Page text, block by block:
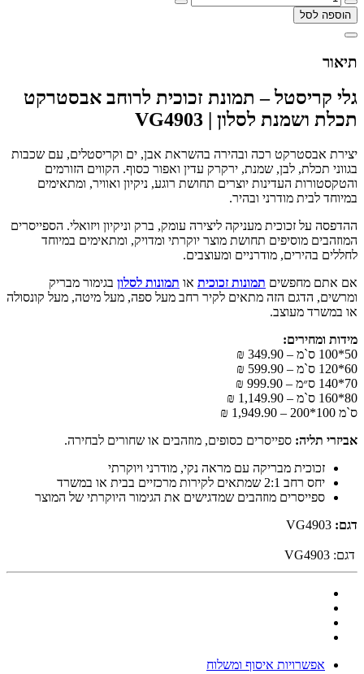
הוספה לסל
תיאור
גלי קריסטל – תמונת זכוכית לרוחב אבסטרקט
תכלת ושמנת לסלון | VG4903
יצירת אבסטרקט רכה ובהירה בהשראת אבן, ים וקריסטלים, עם שכבות
בגווני תכלת, לבן, שמנת, ירקרק עדין ואפור כסוף. הקווים הזורמים
והטקסטורות העדינות יוצרים תחושת רוגע, ניקיון ואוויר, ומתאימים
במיוחד לבית מודרני ובהיר.
ההדפסה על זכוכית מעניקה ליצירה עומק, ברק וניקיון ויזואלי. הספייסרים
המוזהבים מוסיפים תחושת מוצר יוקרתי ומדויק, ומתאימים במיוחד
לחללים בהירים, מודרניים ומעוצבים.
אם אתם מחפשים תמונות זכוכית או תמונות לסלון בגימור מבריק
ומרשים, הדגם הזה מתאים לקיר רחב מעל ספה, מעל מיטה, מעל קונסולה
או במשרד מעוצב.
מידות ומחירים:
50*100 ס`מ – 349.90 ₪
60*120 ס`מ – 599.90 ₪
70*140 ס״מ – 999.90 ₪
80*160 ס`מ – 1,149.90 ₪
ס`מ 100*200 – 1,949.90 ₪
אביזרי תליה: ספייסרים כסופים, מוזהבים או שחורים לבחירה.
זכוכית מבריקה עם מראה נקי, מודרני ויוקרתי
יחס רחב 2:1 שמתאים לקירות מרכזיים בבית או במשרד
ספייסרים מוזהבים שמדגישים את הגימור היוקרתי של המוצר
דגם:
דגם: VG4903
אפשרויות איסוף ומשלוח